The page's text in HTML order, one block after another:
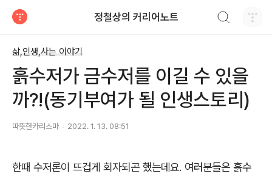
정철상의 커리어노트
삶,인생,사는 이야기
흙수저가 금수저를 이길 수 있을
까?!(동기부여가 될 인생스토리)
따뜻한카리스마 2022. 1. 13. 08:51
한때 수저론이 뜨겁게 회자되곤 했는데요. 여러분들은 흙수